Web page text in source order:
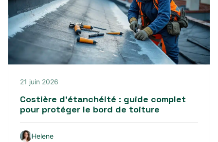
21 juin 2026
Costière d’étanchéité : guide complet
pour protéger le bord de toiture
Helene